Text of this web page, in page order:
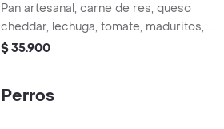
Pan artesanal, carne de res, queso
cheddar, lechuga, tomate, maduritos,
queso rayado y tocineta
$ 35.900
Perros